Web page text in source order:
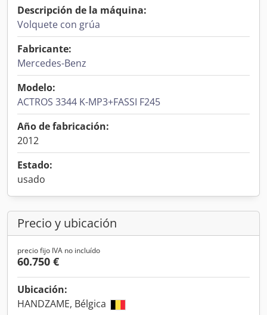
Descripción de la máquina:
Volquete con grúa
Fabricante:
Mercedes-Benz
Modelo:
ACTROS 3344 K-MP3+FASSI F245
Año de fabricación:
2012
Estado:
usado
Precio y ubicación
precio fijo IVA no incluído
60.750 €
Ubicación:
HANDZAME, Bélgica